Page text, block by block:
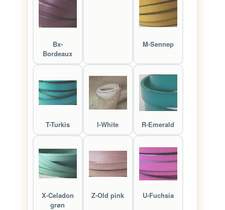
Bx-
Bordeaux
M-Sennep
T-Turkis I-White R-Emerald
X-Celadon
grøn
Z-Old pink U-Fuchsia